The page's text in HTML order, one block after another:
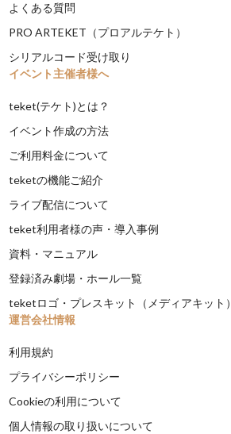
よくある質問
PRO ARTEKET（プロアルテケト）
シリアルコード受け取り
イベント主催者様へ
teket(テケト)とは？
イベント作成の方法
ご利用料金について
teketの機能ご紹介
ライブ配信について
teket利用者様の声・導入事例
資料・マニュアル
登録済み劇場・ホール一覧
teketロゴ・プレスキット（メディアキット）
運営会社情報
利用規約
プライバシーポリシー
Cookieの利用について
個人情報の取り扱いについて